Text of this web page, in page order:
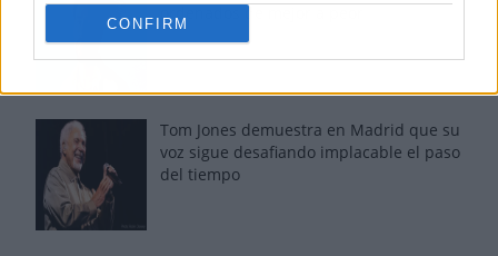
CONFIRM
ordenados de mejor a peor
Tom Jones demuestra en Madrid que su
voz sigue desafiando implacable el paso
del tiempo